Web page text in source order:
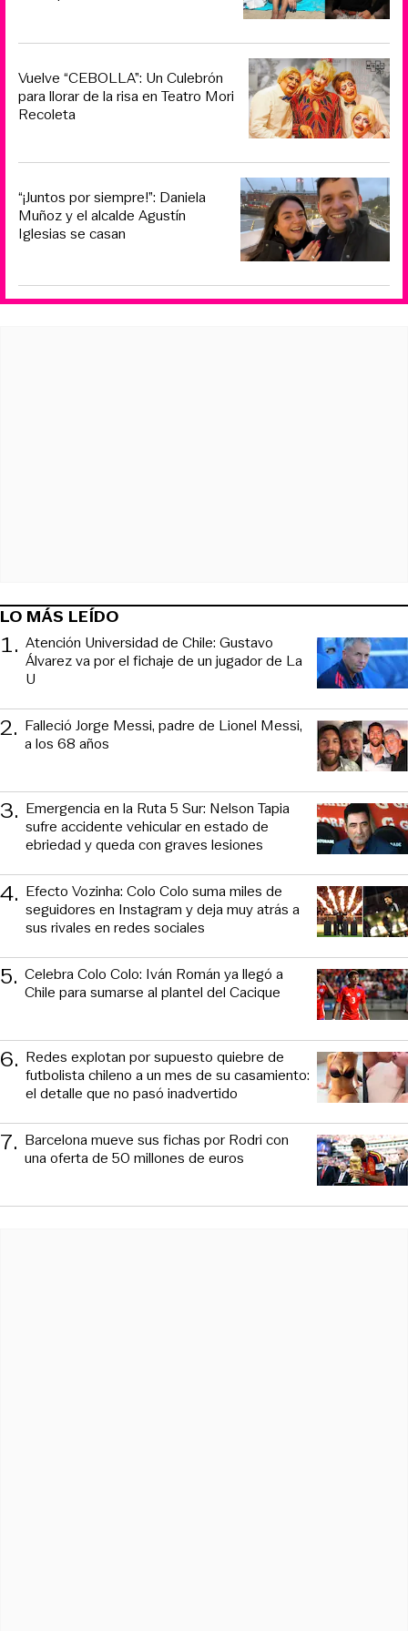
Vuelve “CEBOLLA”: Un Culebrón
para llorar de la risa en Teatro Mori
Recoleta
“¡Juntos por siempre!”: Daniela
Muñoz y el alcalde Agustín
Iglesias se casan
LO MÁS LEÍDO
1. Atención Universidad de Chile: Gustavo
Álvarez va por el fichaje de un jugador de La
U
2. Falleció Jorge Messi, padre de Lionel Messi,
a los 68 años
3. Emergencia en la Ruta 5 Sur: Nelson Tapia
sufre accidente vehicular en estado de
ebriedad y queda con graves lesiones
4. Efecto Vozinha: Colo Colo suma miles de
seguidores en Instagram y deja muy atrás a
sus rivales en redes sociales
5. Celebra Colo Colo: Iván Román ya llegó a
Chile para sumarse al plantel del Cacique
6. Redes explotan por supuesto quiebre de
futbolista chileno a un mes de su casamiento:
el detalle que no pasó inadvertido
7. Barcelona mueve sus fichas por Rodri con
una oferta de 50 millones de euros